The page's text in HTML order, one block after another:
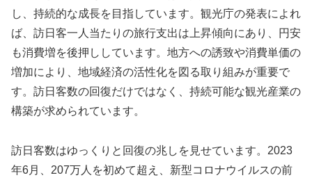
し、持続的な成長を目指しています。観光庁の発表によれ
ば、訪日客一人当たりの旅行支出は上昇傾向にあり、円安
も消費増を後押ししています。地方への誘致や消費単価の
増加により、地域経済の活性化を図る取り組みが重要で
す。訪日客数の回復だけではなく、持続可能な観光産業の
構築が求められています。
訪日客数はゆっくりと回復の兆しを見せています。2023
年6月、207万人を初めて超え、新型コロナウイルスの前